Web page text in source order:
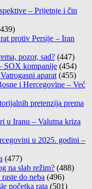
– Prijetnje i čin
protiv Persije – Iran
pozor, sad? (447)
SOX kompanije (454)
aparat (455)
i Hercegovine – Već
pretenzija prema
u Iranu – Valutna kriza
u 2025. godini –
(477)
na slab režim? (488)
do neba (496)
početka rata (501)